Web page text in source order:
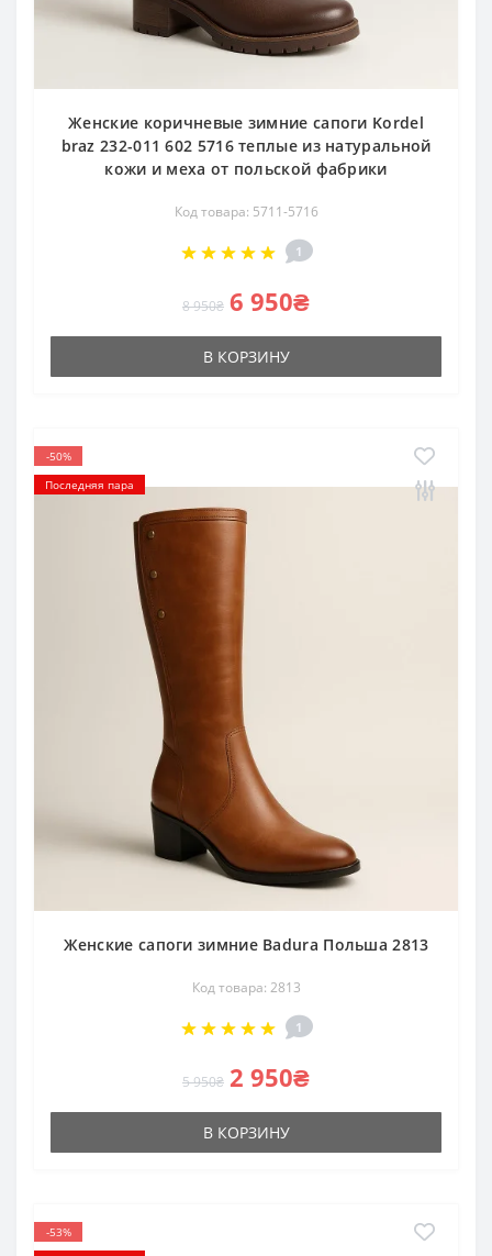
Женские коричневые зимние сапоги Kordel
braz 232-011 602 5716 теплые из натуральной
кожи и меха от польской фабрики
Код товара: 5711-5716
1
8 950₴ 6 950₴
В КОРЗИНУ
-50%
Последняя пара
Женские сапоги зимние Badura Польша 2813
Код товара: 2813
1
5 950₴ 2 950₴
В КОРЗИНУ
-53%